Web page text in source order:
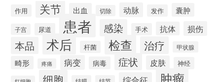
作用 关节 出血 切除 动脉 发作 囊肿
子宫 尿道 患者 感染 手术 抗体 损伤
本品 术后 杆菌 检查 治疗 甲状腺
畸形 疼痛 病变 病毒 症状 皮肤 神经
细胞 肿瘤